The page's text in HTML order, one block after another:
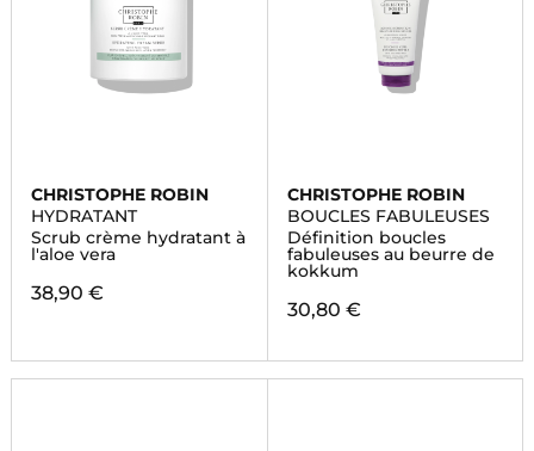
CHRISTOPHE ROBIN
HYDRATANT
Scrub crème hydratant à
l'aloe vera
38,90 €
CHRISTOPHE ROBIN
BOUCLES FABULEUSES
Définition boucles
fabuleuses au beurre de
kokkum
30,80 €